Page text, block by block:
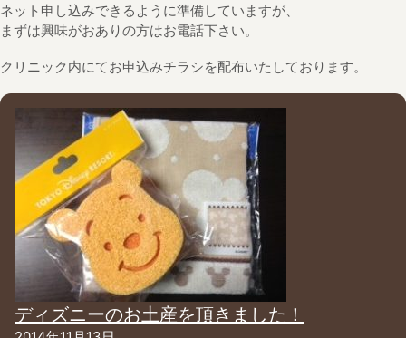
ネット申し込みできるように準備していますが、
まずは興味がおありの方はお電話下さい。
クリニック内にてお申込みチラシを配布いたしております。
ディズニーのお土産を頂きました！